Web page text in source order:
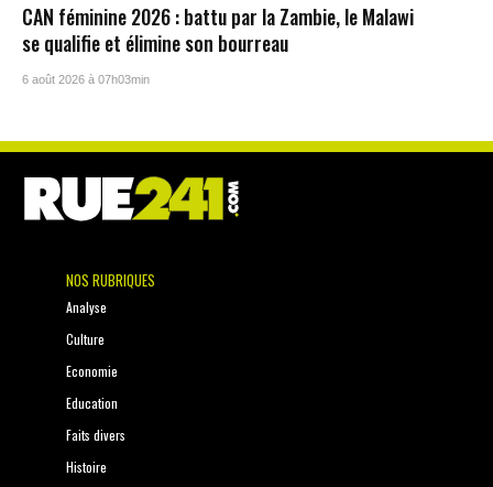
CAN féminine 2026 : battu par la Zambie, le Malawi
se qualifie et élimine son bourreau
6 août 2026 à 07h03min
NOS RUBRIQUES
Analyse
Culture
Economie
Education
Faits divers
Histoire